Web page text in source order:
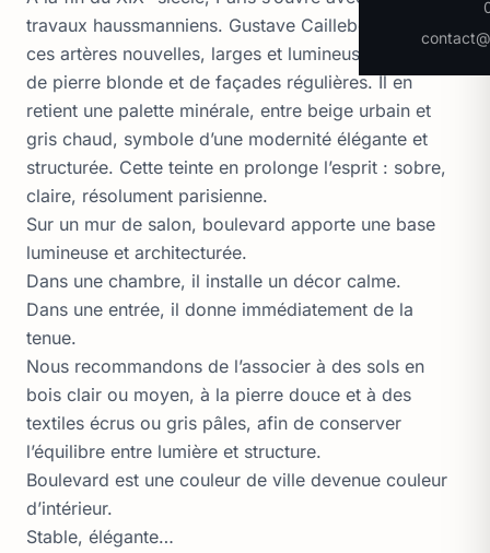
travaux haussmanniens. Gustave Caillebotte peint
ces artères nouvelles, larges et lumineuses, bordées
de pierre blonde et de façades régulières. Il en
retient une palette minérale, entre beige urbain et
gris chaud, symbole d’une modernité élégante et
structurée. Cette teinte en prolonge l’esprit : sobre,
claire, résolument parisienne.
Sur un mur de salon, boulevard apporte une base
lumineuse et architecturée.
Dans une chambre, il installe un décor calme.
Dans une entrée, il donne immédiatement de la
tenue.
Nous recommandons de l’associer à des sols en
bois clair ou moyen, à la pierre douce et à des
textiles écrus ou gris pâles, afin de conserver
l’équilibre entre lumière et structure.
Boulevard est une couleur de ville devenue couleur
d’intérieur.
Stable, élégante…